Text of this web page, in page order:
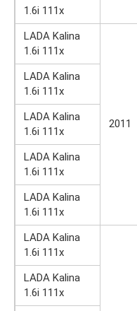
1.6i 111x
LADA Kalina
1.6i 111x
2011
LADA Kalina
1.6i 111x
LADA Kalina
1.6i 111x
LADA Kalina
1.6i 111x
LADA Kalina
1.6i 111x
LADA Kalina
1.6i 111x
LADA Kalina
1.6i 111x